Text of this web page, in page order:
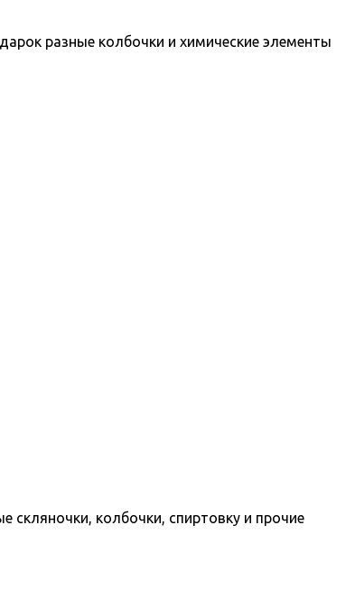
разные колбочки и химические элементы
скляночки, колбочки, спиртовку и прочие